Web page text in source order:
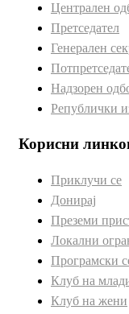
Централен
Претседател
Генерален
Надзорен
Републички
Корисни
Приклучи се
Донирај
Преземи
Локални
Програмски
Клуб на
Клуб на жени